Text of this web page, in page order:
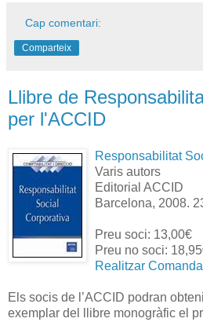
Cap comentari:
Comparteix
Llibre de
per l'ACCID
Responsabilitat
Varis autors
Editorial ACCID
Barcelona, 2008.
Preu soci: 13,00€
Preu no soci:
Realitzar Comanda
Els socis de l’ACCID podran
exemplar del llibre monogràfic el